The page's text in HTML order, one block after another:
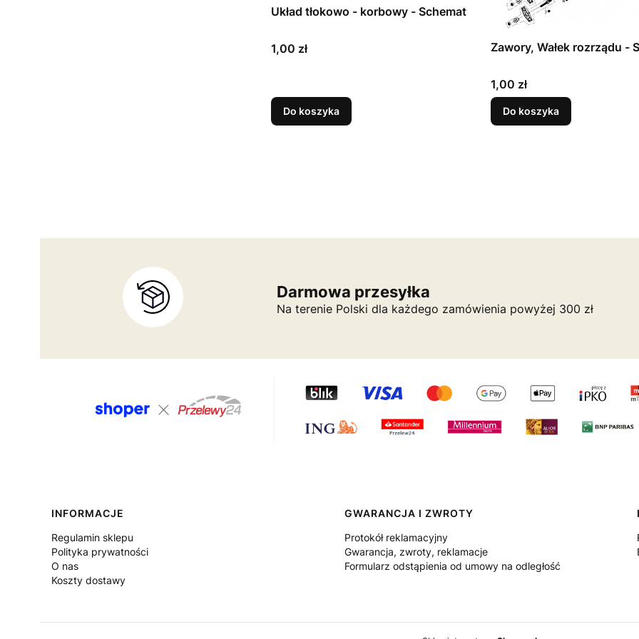
Układ tłokowo - korbowy - Schemat
Cena
1,00 zł
Do koszyka
Zawory, Wałek rozrządu -
Cena
1,00 zł
Do koszyka
Darmowa przesyłka
Na terenie Polski dla każdego zamówienia powyżej 300 zł
Linki w stopce
INFORMACJE
Regulamin sklepu
Polityka prywatności
O nas
Koszty dostawy
GWARANCJA I ZWROTY
Protokół reklamacyjny
Gwarancja, zwroty, reklamacje
Formularz odstąpienia od umowy na odległość